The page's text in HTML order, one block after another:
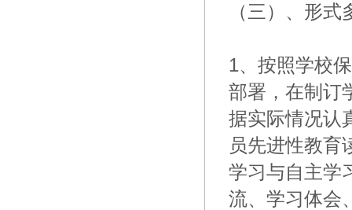
（三）、形
1、按照学校
部署，在制订
据实际情况认
员先进性教育
学习与自主学
流、学习体会